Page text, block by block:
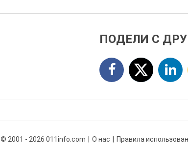
ПОДЕЛИ С
© 2001 - 2026 011info.com О нас Правила